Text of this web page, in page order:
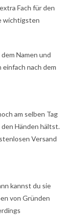
Fach für den
wichtigsten
Namen und
nach dem
am selben Tag
Händen hältst.
Versand
kannst du sie
von Gründen